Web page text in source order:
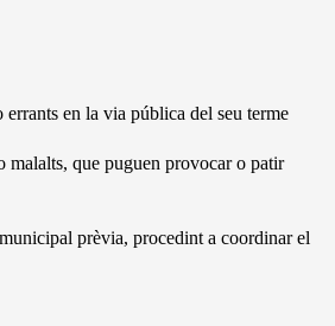
en la via pública del seu terme
malalts, que puguen provocar o patir
prèvia, procedint a coordinar el